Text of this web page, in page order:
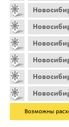
Возможны